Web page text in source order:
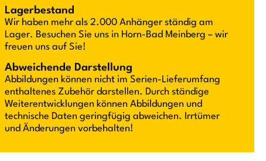
Lagerbestand
Wir haben mehr als 2.000 Anhänger ständig am
Lager. Besuchen Sie uns in Horn-Bad Meinberg – wir
freuen uns auf Sie!
Abweichende Darstellung
Abbildungen können nicht im Serien-Lieferumfang
enthaltenes Zubehör darstellen. Durch ständige
Weiterentwicklungen können Abbildungen und
technische Daten geringfügig abweichen. Irrtümer
und Änderungen vorbehalten!